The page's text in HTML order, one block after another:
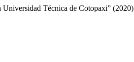
Técnica de Cotopaxi” (2020)